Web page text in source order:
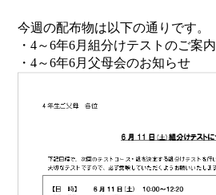
今週の配布物は以下の通りです。
・4～6年6月組分けテストのご案内
・4～6年6月父母会のお知らせ